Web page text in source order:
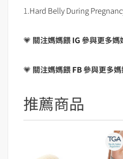
1.Hard Belly During
💗 關注媽媽餵IG參與更多媽
💗 關注媽媽餵FB參與更多
推薦商品